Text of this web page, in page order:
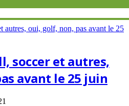
soccer et autres,
avant le 25 juin